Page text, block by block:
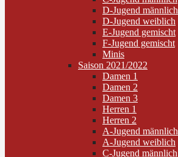
D-Jugend männlich
D-Jugend weiblich
E-Jugend gemischt
F-Jugend gemischt
Minis
Saison 2021/2022
Damen 1
Damen 2
Damen 3
Herren 1
Herren 2
A-Jugend männlich
A-Jugend weiblich
C-Jugend männlich